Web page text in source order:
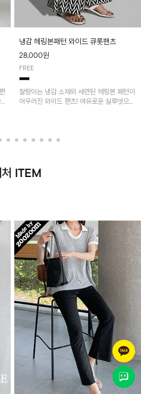
냉감 헤링본패턴 와이드 큐롯팬츠
28,000원
FREE
찰랑이는 냉감 소재와 세련된 헤링본 패턴이
어우러진 와이드 팬츠! 여유로운 실루엣으로
처 ITEM